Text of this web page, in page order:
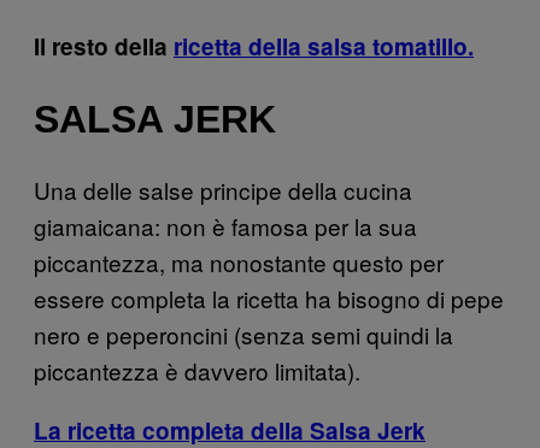
Il resto della ricetta della salsa tomatillo.
SALSA JERK
Una delle salse principe della cucina
giamaicana: non è famosa per la sua
piccantezza, ma nonostante questo per
essere completa la ricetta ha bisogno di pepe
nero e peperoncini (senza semi quindi la
piccantezza è davvero limitata).
La ricetta completa della Salsa Jerk